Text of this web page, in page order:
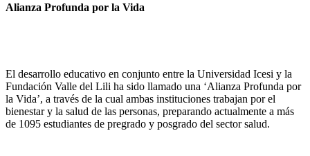
Alianza Profunda por la Vida
El desarrollo educativo en conjunto entre la Universidad Icesi y la
Fundación Valle del Lili ha sido llamado una ‘Alianza Profunda por
la Vida’, a través de la cual ambas instituciones trabajan por el
bienestar y la salud de las personas, preparando actualmente a más
de 1095 estudiantes de pregrado y posgrado del sector salud.